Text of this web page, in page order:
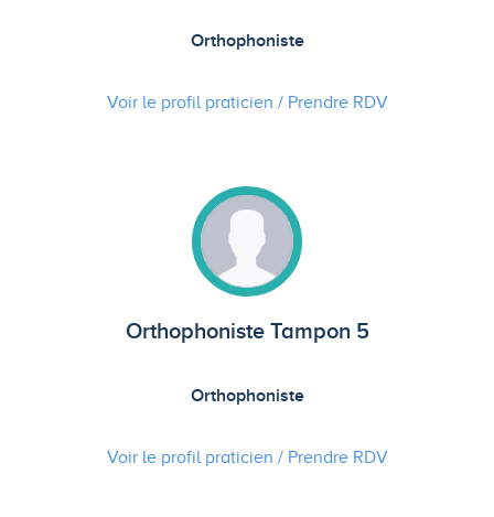
Orthophoniste
Voir le profil praticien / Prendre RDV
Orthophoniste Tampon 5
Orthophoniste
Voir le profil praticien / Prendre RDV